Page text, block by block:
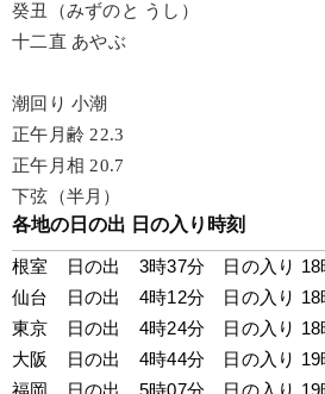
癸丑（みずのと うし）
十二直 あやぶ
潮回り 小潮
正午月齢 22.3
正午月相 20.7
下弦（半月）
各地の日の出 日の入り時刻
根室　日の出　3時37分　日の入り 18
仙台　日の出　4時12分　日の入り 18
東京　日の出　4時24分　日の入り 18
大阪　日の出　4時44分　日の入り 19
福岡　日の出　5時07分　日の入り 19